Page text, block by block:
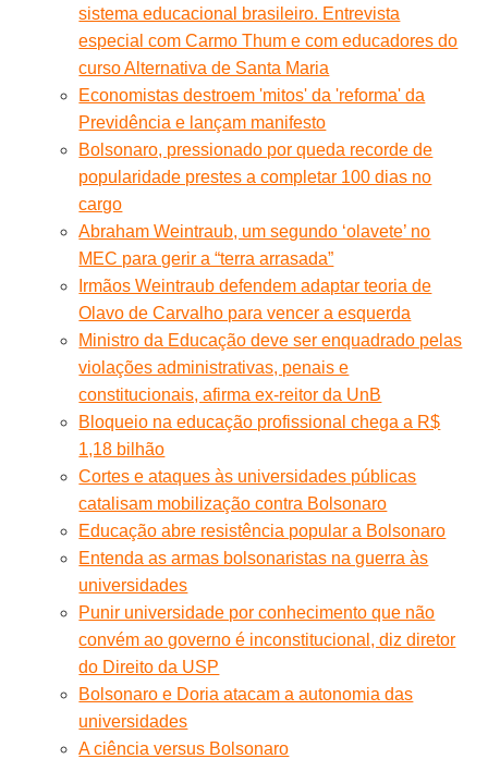
sistema educacional brasileiro. Entrevista
especial com Carmo Thum e com educadores do
curso Alternativa de Santa Maria
Economistas destroem 'mitos' da 'reforma' da
Previdência e lançam manifesto
Bolsonaro, pressionado por queda recorde de
popularidade prestes a completar 100 dias no
cargo
Abraham Weintraub, um segundo ‘olavete’ no
MEC para gerir a “terra arrasada”
Irmãos Weintraub defendem adaptar teoria de
Olavo de Carvalho para vencer a esquerda
Ministro da Educação deve ser enquadrado pelas
violações administrativas, penais e
constitucionais, afirma ex-reitor da UnB
Bloqueio na educação profissional chega a R$
1,18 bilhão
Cortes e ataques às universidades públicas
catalisam mobilização contra Bolsonaro
Educação abre resistência popular a Bolsonaro
Entenda as armas bolsonaristas na guerra às
universidades
Punir universidade por conhecimento que não
convém ao governo é inconstitucional, diz diretor
do Direito da USP
Bolsonaro e Doria atacam a autonomia das
universidades
A ciência versus Bolsonaro